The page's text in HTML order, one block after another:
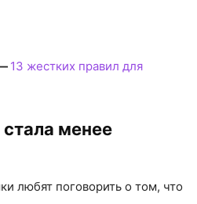
13 жестких правил для
менее
любят поговорить о том, что